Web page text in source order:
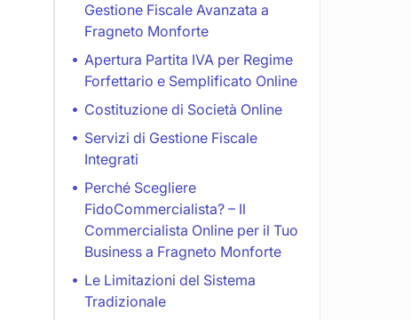
Gestione Fiscale Avanzata a
Fragneto Monforte
Apertura Partita IVA per Regime
Forfettario e Semplificato Online
Costituzione di Società Online
Servizi di Gestione Fiscale
Integrati
Perché Scegliere
FidoCommercialista? – Il
Commercialista Online per il Tuo
Business a Fragneto Monforte
Le Limitazioni del Sistema
Tradizionale